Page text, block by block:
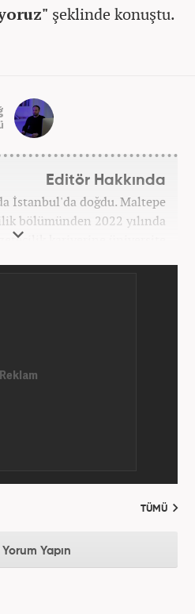
şeklinde konuştu.
Editör Hakkında
İstanbul'da doğdu. Maltepe
bölümünden 2022 yılında
kariyerine üniversite
TÜMÜ
Yorum Yapın